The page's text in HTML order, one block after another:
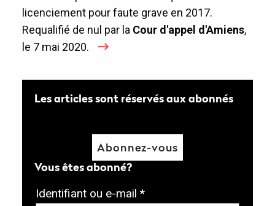
licenciement pour faute grave en 2017.
Requalifié de nul par la Cour d'appel d'Amiens,
le 7 mai 2020.
Les articles sont réservés aux abonnés
Abonnez-vous
Vous êtes abonné?
Identifiant ou e-mail *O